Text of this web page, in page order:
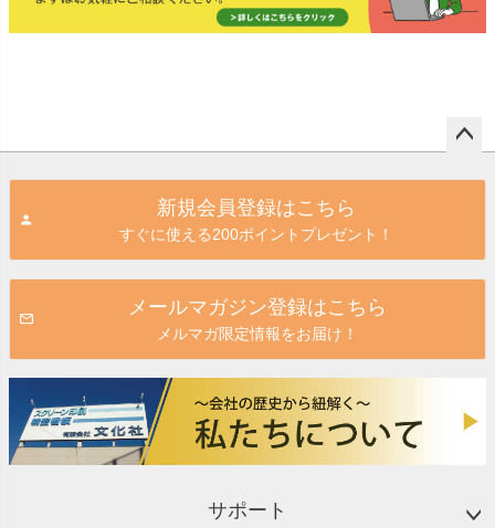
新規会員登録はこちら
すぐに使える200ポイントプレゼント！
メールマガジン登録はこちら
メルマガ限定情報をお届け！
サポート